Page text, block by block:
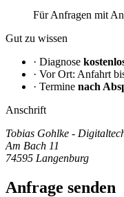
Für Anfragen mit
Gut zu wissen
· Diagnose
· Vor Ort: Anfahrt
· Termine nach
Anschrift
Tobias Gohlke -
Am Bach 11
74595 Langenburg
Anfrage senden